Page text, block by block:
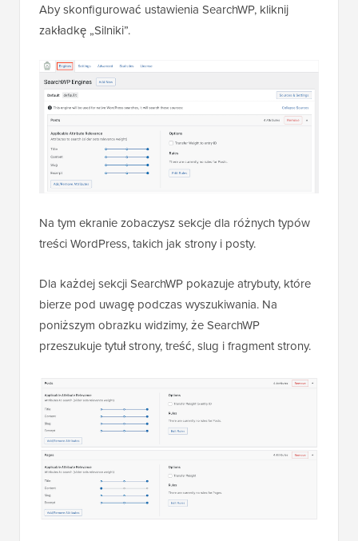
Aby skonfigurować ustawienia SearchWP, kliknij
zakładkę „Silniki”.
Na tym ekranie zobaczysz sekcje dla różnych typów
treści WordPress, takich jak strony i posty.
Dla każdej sekcji SearchWP pokazuje atrybuty, które
bierze pod uwagę podczas wyszukiwania. Na
poniższym obrazku widzimy, że SearchWP
przeszukuje tytuł strony, treść, slug i fragment strony.